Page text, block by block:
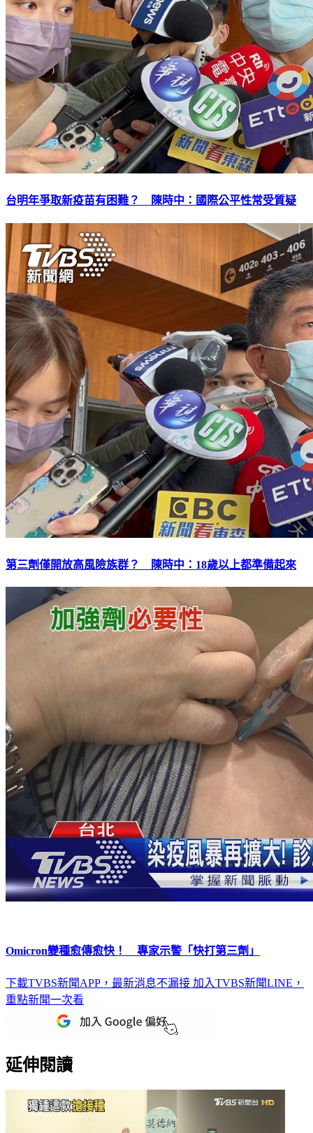
台明年爭取新疫苗有困難？ 陳時中：國際公平性常受質疑
第三劑僅開放高風險族群？ 陳時中：18歲以上都準備起來
Omicron變種愈傳愈快！ 專家示警「快打第三劑」
下載TVBS新聞APP，最新消息不漏接 加入TVBS新聞LINE，
重點新聞一次看
延伸閱讀